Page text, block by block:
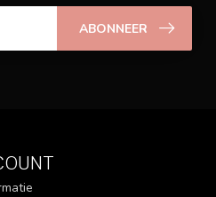
ABONNEER